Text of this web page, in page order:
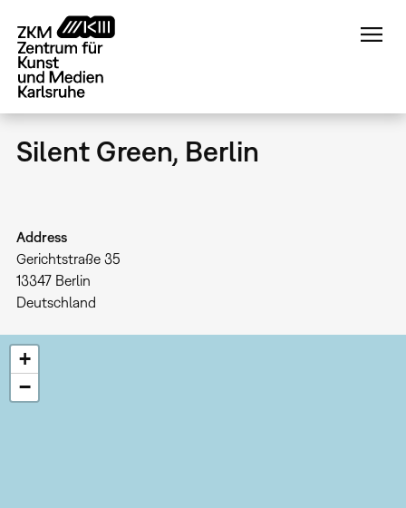
zum
Inhalt
Silent Green, Berlin
Address
Gerichtstraße 35
13347 Berlin
Deutschland
+
−